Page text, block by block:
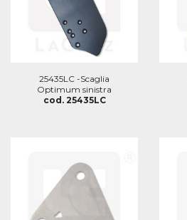
25435LC -Scaglia
Optimum sinistra
cod. 25435LC